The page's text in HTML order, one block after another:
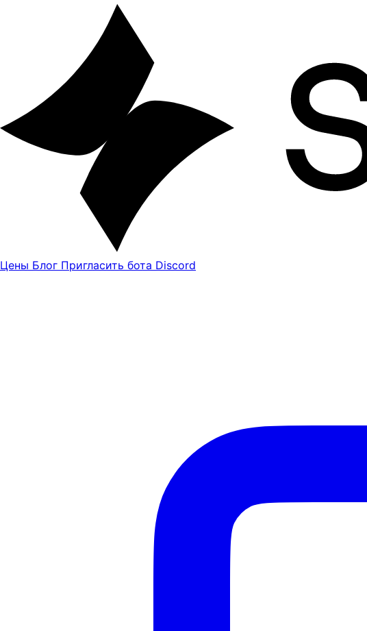
Цены Блог Пригласить бота Discord